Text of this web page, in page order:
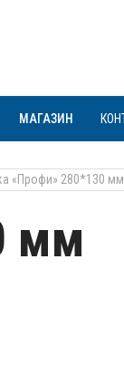
МАГАЗИН
«Профи» 280*130 мм
мм